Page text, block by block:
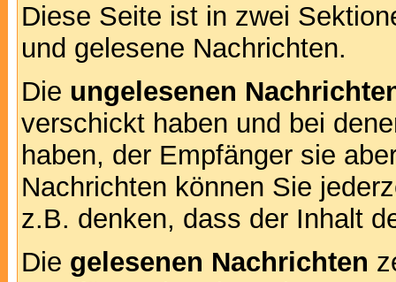
Diese Seite ist in zwei
und gelesene Nachrichten.
Die ungelesenen
verschickt haben und bei
haben, der Empfänger sie
Nachrichten können Sie
z.B. denken, dass der Inhalt
Die gelesenen Nachrichten